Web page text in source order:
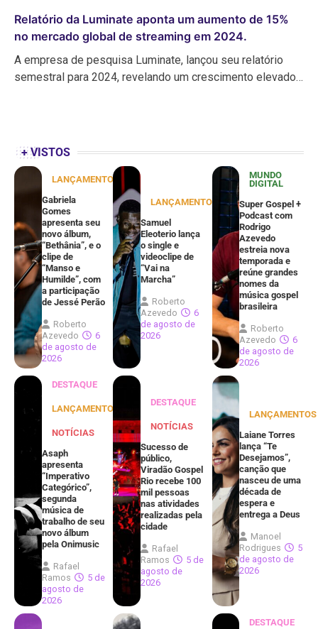
Relatório da Luminate aponta um aumento de 15%
no mercado global de streaming em 2024.
A empresa de pesquisa Luminate, lançou seu relatório
semestral para 2024, revelando um crescimento elevado…
+ VISTOS
LANÇAMENTOS
Gabriela
Gomes
apresenta seu
novo álbum,
“Bethânia”, e o
clipe de
“Manso e
Humilde”, com
a participação
de Jessé Perão
Roberto
Azevedo
6
de agosto de
2026
LANÇAMENTOS
Samuel
Eleoterio lança
o single e
videoclipe de
“Vai na
Marcha”
Roberto
Azevedo
6
de agosto de
2026
MUNDO
DIGITAL
Super Gospel +
Podcast com
Rodrigo
Azevedo
estreia nova
temporada e
reúne grandes
nomes da
música gospel
brasileira
Roberto
Azevedo
6
de agosto de
2026
DESTAQUE
LANÇAMENTOS
NOTÍCIAS
Asaph
apresenta
“Imperativo
Categórico”,
segunda
música de
trabalho de seu
novo álbum
pela Onimusic
Rafael
Ramos
5 de
agosto de
2026
DESTAQUE
NOTÍCIAS
Sucesso de
público,
Viradão Gospel
Rio recebe 100
mil pessoas
nas atividades
realizadas pela
cidade
Rafael
Ramos
5 de
agosto de
2026
LANÇAMENTOS
Laiane Torres
lança “Te
Desejamos”,
canção que
nasceu de uma
década de
espera e
entrega a Deus
Manoel
Rodrigues
5
de agosto de
2026
DESTAQUE